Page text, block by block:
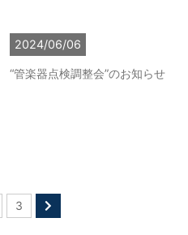
2024/06/06
“管楽器点検調整会”のお知らせ
3